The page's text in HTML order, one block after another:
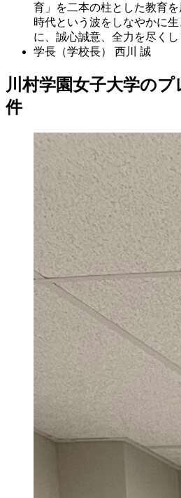
育」を二本の柱とした教育を
時代という波をしなやかに
に、誠心誠意、全力を尽くし
学長（学校長）
西川 誠
川村学園女子大学の
件